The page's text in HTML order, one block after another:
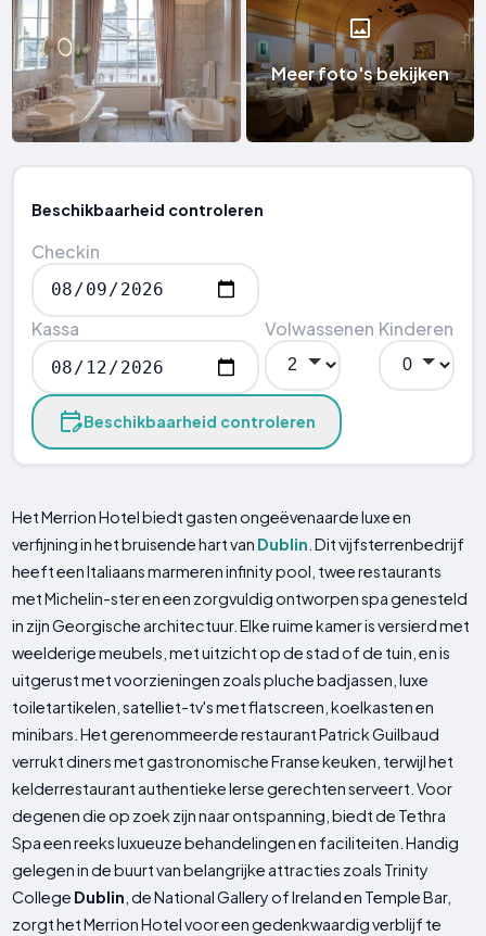
Meer foto's bekijken
Beschikbaarheid controleren
Checkin
Kassa Volwassenen Kinderen
Beschikbaarheid controleren
Het Merrion Hotel biedt gasten ongeëvenaarde luxe en
verfijning in het bruisende hart van Dublin . Dit vijfsterrenbedrijf
heeft een Italiaans marmeren infinity pool, twee restaurants
met Michelin-ster en een zorgvuldig ontworpen spa genesteld
in zijn Georgische architectuur. Elke ruime kamer is versierd met
weelderige meubels, met uitzicht op de stad of de tuin, en is
uitgerust met voorzieningen zoals pluche badjassen, luxe
toiletartikelen, satelliet-tv's met flatscreen, koelkasten en
minibars. Het gerenommeerde restaurant Patrick Guilbaud
verrukt diners met gastronomische Franse keuken, terwijl het
kelderrestaurant authentieke Ierse gerechten serveert. Voor
degenen die op zoek zijn naar ontspanning, biedt de Tethra
Spa een reeks luxueuze behandelingen en faciliteiten. Handig
gelegen in de buurt van belangrijke attracties zoals Trinity
College Dublin , de National Gallery of Ireland en Temple Bar,
zorgt het Merrion Hotel voor een gedenkwaardig verblijf te